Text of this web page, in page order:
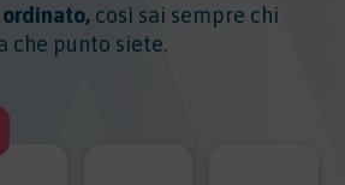
così sai sempre chi
che punto siete.